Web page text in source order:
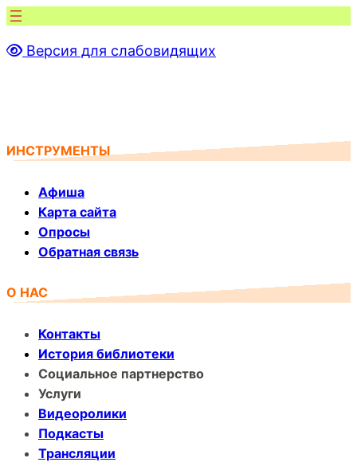
Перейти
содержимому
Версия для слабовидящих
ИНСТРУМЕНТЫ
Афиша
Карта сайта
Опросы
Обратная связь
О НАС
Контакты
История библиотеки
Социальное партнерство
Услуги
Видеоролики
Подкасты
Трансляции